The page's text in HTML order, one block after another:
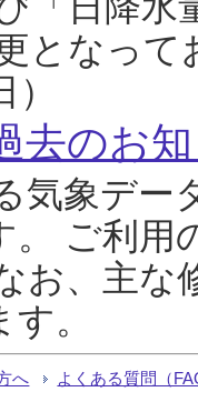
となっ
去のお
気象デー
。 ご利用
お、主な
。
へ よくある質問（